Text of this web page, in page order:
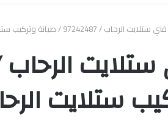
فني ستلايت الرحاب / 97242487 / صيانة وتركيب ستلايت الرحاب
ستلايت